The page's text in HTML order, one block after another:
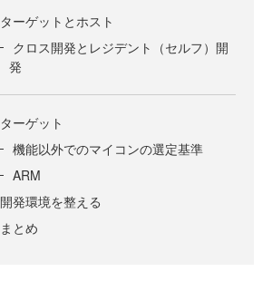
ターゲットとホスト
クロス開発とレジデント（セルフ）開
発
ターゲット
機能以外でのマイコンの選定基準
ARM
開発環境を整える
まとめ